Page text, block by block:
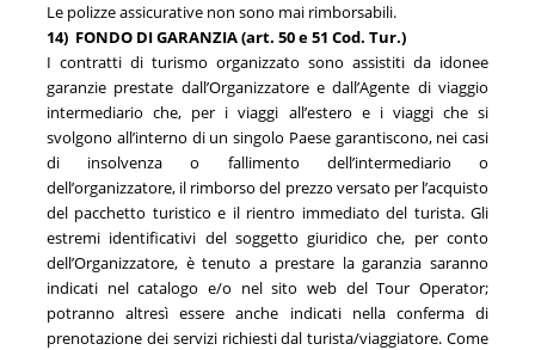
Le polizze assicurative non sono mai rimborsabili.
14) FONDO DI GARANZIA(art. 50 e 51 Cod. Tur.)
I contratti di turismo organizzato sono assistiti da idonee
garanzie prestate dall’Organizzatore e dall’Agente di viaggio
intermediario che, per i viaggi all’estero e i viaggi che si
svolgono all’interno di un singolo Paese garantiscono, nei casi
di insolvenza o fallimento dell’intermediario o
dell’organizzatore, il rimborso del prezzo versato per l’acquisto
del pacchetto turistico e il rientro immediato del turista. Gli
estremi identificativi del soggetto giuridico che, per conto
dell’Organizzatore, è tenuto a prestare la garanzia saranno
indicati nel catalogo e/o nel sito web del Tour Operator;
potranno altresì essere anche indicati nella conferma di
prenotazione dei servizi richiesti dal turista/viaggiatore. Come